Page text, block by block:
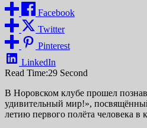
Facebook
Twitter
Pinterest
LinkedIn
Read Time:29 Second
В Норовском клубе прошел
удивительный мир!»,
летию первого полёта человека в